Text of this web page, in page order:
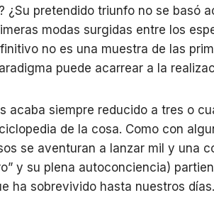
¿Su pretendido triunfo no se basó
modas surgidas entre los
no es una muestra de las
puede acarrear a la
acaba siempre reducido a tres o
de la cosa. Como con
se aventuran a lanzar mil y una
y su plena autoconciencia)
ha sobrevivido hasta nuestros días.